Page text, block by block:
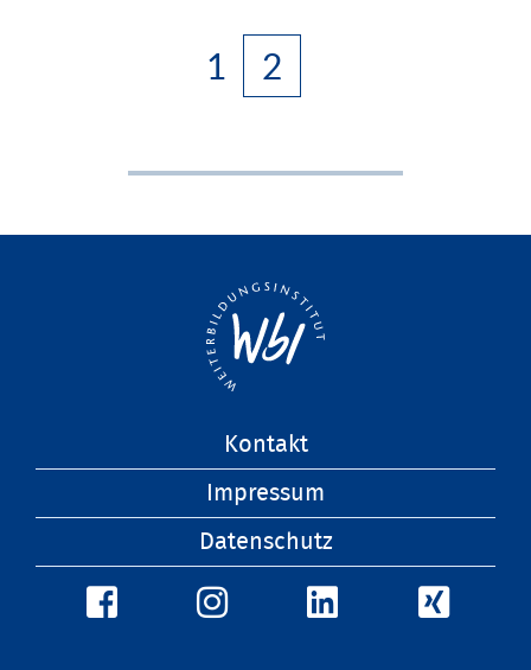
1 2
Kontakt
Impressum
Datenschutz